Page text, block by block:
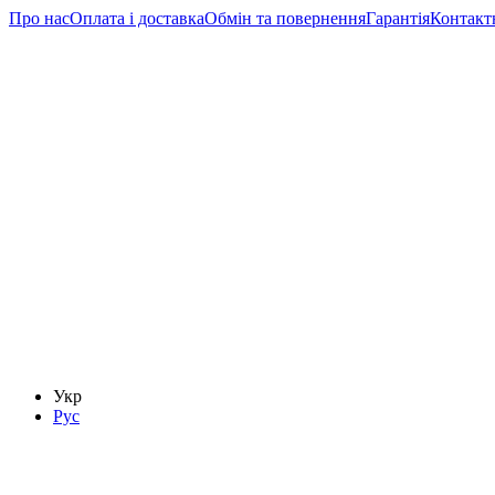
Про насОплата і доставкаОбмін та поверненняГарантія
Укр
Рус